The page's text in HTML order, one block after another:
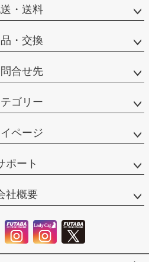
・送料
・交換
合せ先
ゴリー
ページ
ポート
社概要